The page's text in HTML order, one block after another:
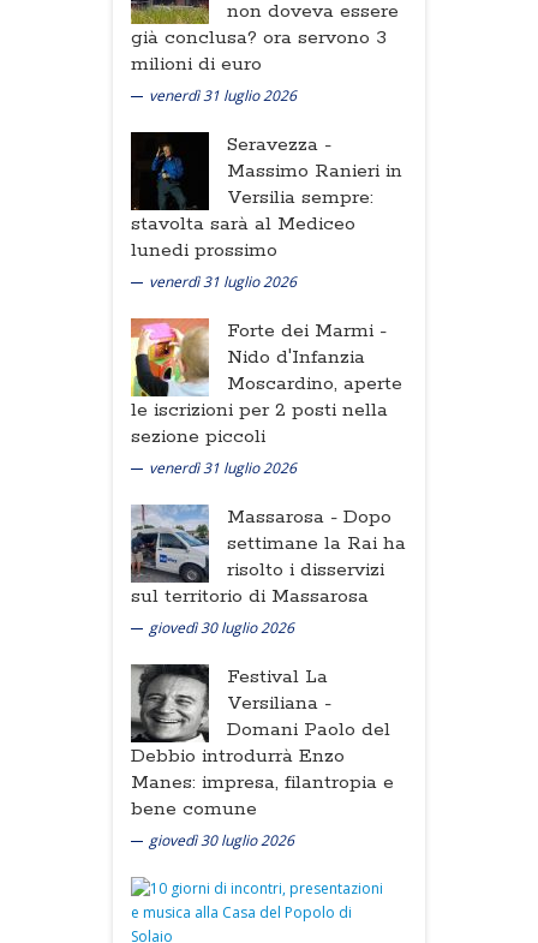
non doveva essere
già conclusa? ora servono 3
milioni di euro
venerdì 31 luglio 2026
Seravezza -
Massimo Ranieri in
Versilia sempre:
stavolta sarà al Mediceo
lunedi prossimo
venerdì 31 luglio 2026
Forte dei Marmi -
Nido d'Infanzia
Moscardino, aperte
le iscrizioni per 2 posti nella
sezione piccoli
venerdì 31 luglio 2026
Massarosa - Dopo
settimane la Rai ha
risolto i disservizi
sul territorio di Massarosa
giovedì 30 luglio 2026
Festival La
Versiliana -
Domani Paolo del
Debbio introdurrà Enzo
Manes: impresa, filantropia e
bene comune
giovedì 30 luglio 2026